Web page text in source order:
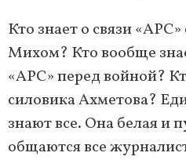
Кто знает о связи
Михом? Кто вообще
«АРС» перед войной?
силовика Ахметова?
знают все. Она белая и
общаются все